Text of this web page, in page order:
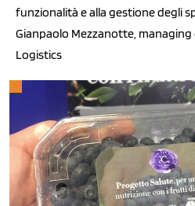
funzionalità e alla gestione degli
Gianpaolo Mezzanotte,
Logistics